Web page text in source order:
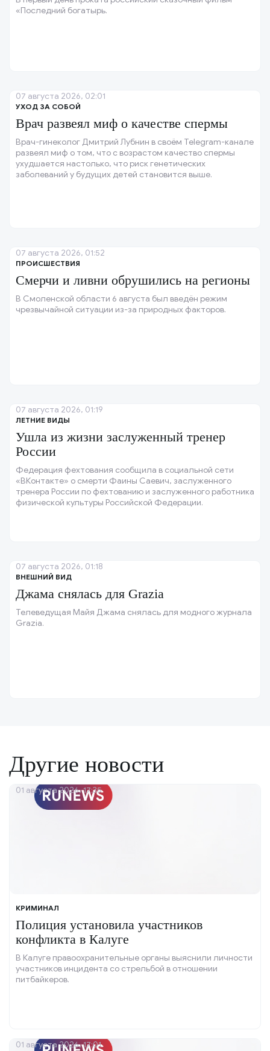
«Последний богатырь.
УХОД ЗА СОБОЙ
Врач развеял миф о качестве спермы
Врач-гинеколог Дмитрий Лубнин в своём Telegram-канале
развеял миф о том, что с возрастом качество спермы
ухудшается настолько, что риск генетических
заболеваний у будущих детей становится выше.
07 августа 2026, 02:01
ПРОИСШЕСТВИЯ
Смерчи и ливни обрушились на регионы
В Смоленской области 6 августа был введён режим
чрезвычайной ситуации из-за природных факторов.
07 августа 2026, 01:52
ЛЕТНИЕ ВИДЫ
Ушла из жизни заслуженный тренер
России
Федерация фехтования сообщила в социальной сети
«ВКонтакте» о смерти Фаины Саевич, заслуженного
тренера России по фехтованию и заслуженного работника
физической культуры Российской Федерации.
07 августа 2026, 01:19
ВНЕШНИЙ ВИД
Джама снялась для Grazia
Телеведущая Майя Джама снялась для модного журнала
Grazia.
07 августа 2026, 01:18
Другие новости
КРИМИНАЛ
Полиция установила участников
конфликта в Калуге
В Калуге правоохранительные органы выяснили личности
участников инцидента со стрельбой в отношении
питбайкеров.
01 августа 2026, 17:35
01 августа 2026, 17:01